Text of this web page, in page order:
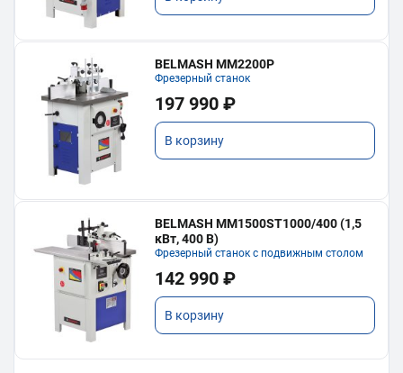
BELMASH MM2200P
Фрезерный станок
197 990 ₽
В корзину
BELMASH MM1500ST1000/400 (1,5
кВт, 400 В)
Фрезерный станок с подвижным столом
142 990 ₽
В корзину